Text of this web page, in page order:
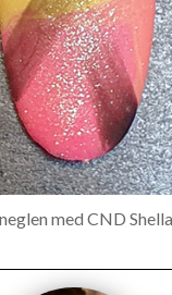
med CND